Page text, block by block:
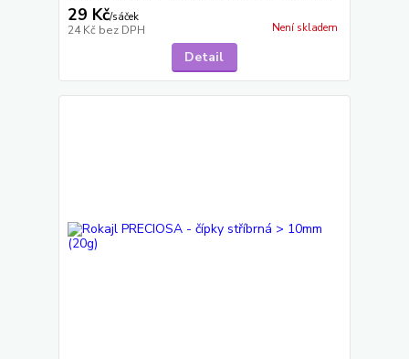
29 Kč/sáček
24 Kč bez DPH Není skladem
Detail